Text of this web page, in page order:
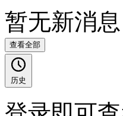
暂无新消息
查看全部
历史